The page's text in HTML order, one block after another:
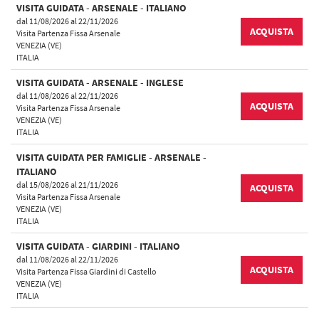
VISITA GUIDATA - ARSENALE - ITALIANO
dal 11/08/2026 al 22/11/2026
Visita Partenza Fissa Arsenale
VENEZIA (VE)
ITALIA
ACQUISTA
VISITA GUIDATA - ARSENALE - INGLESE
dal 11/08/2026 al 22/11/2026
Visita Partenza Fissa Arsenale
VENEZIA (VE)
ITALIA
ACQUISTA
VISITA GUIDATA PER FAMIGLIE - ARSENALE -
ITALIANO
dal 15/08/2026 al 21/11/2026
Visita Partenza Fissa Arsenale
VENEZIA (VE)
ITALIA
ACQUISTA
VISITA GUIDATA - GIARDINI - ITALIANO
dal 11/08/2026 al 22/11/2026
Visita Partenza Fissa Giardini di Castello
VENEZIA (VE)
ITALIA
ACQUISTA